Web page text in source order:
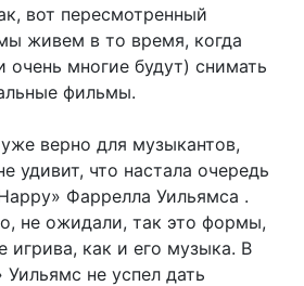
вот пересмотренный
живем в то время, когда
многие будут) снимать
фильмы.
верно для музыкантов,
удивит, что настала очередь
Фаррелла Уильямса .
не ожидали, так это формы,
игрива, как и его музыка. В
Уильямс не успел дать